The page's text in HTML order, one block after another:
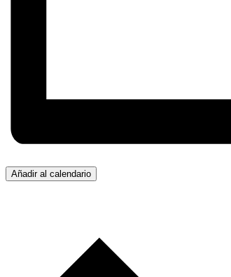
Añadir al calendario